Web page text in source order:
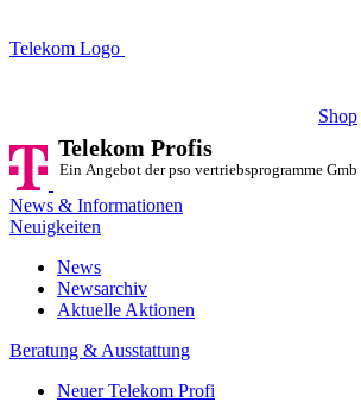
Telekom Logo
Shop
Telekom Profis
Ein Angebot der pso vertriebsprogramme GmbH
News & Informationen
Neuigkeiten
News
Newsarchiv
Aktuelle Aktionen
Beratung & Ausstattung
Neuer Telekom Profi